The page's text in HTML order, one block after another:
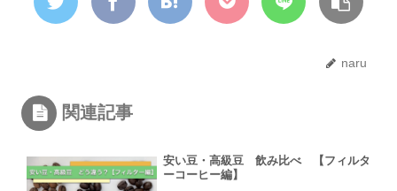
naru
関連記事
安い豆・高級豆 飲み比べ 【フィルタ
ーコーヒー編】